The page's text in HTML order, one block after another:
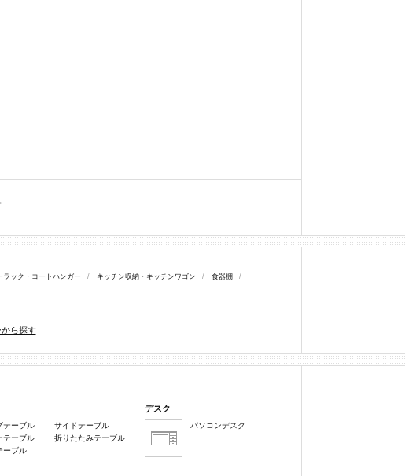
ラック・コートハンガー / キッチン収納・キッチンワゴン / 食器棚
/
ら探す
テーブル
テーブル
ーブル
サイドテーブル
折りたたみテーブル
デスク
パソコンデスク